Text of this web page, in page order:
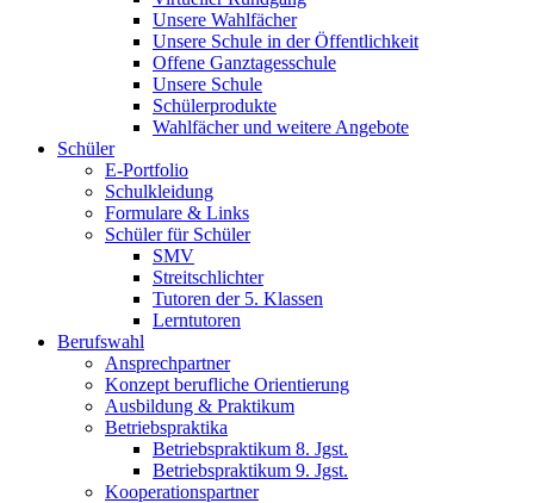
Unsere Wahlfächer
Unsere Schule in der Öffentlichkeit
Offene Ganztagesschule
Unsere Schule
Schülerprodukte
Wahlfächer und weitere Angebote
Schüler
E-Portfolio
Schulkleidung
Formulare & Links
Schüler für Schüler
SMV
Streitschlichter
Tutoren der 5. Klassen
Lerntutoren
Berufswahl
Ansprechpartner
Konzept berufliche Orientierung
Ausbildung & Praktikum
Betriebspraktika
Betriebspraktikum 8. Jgst.
Betriebspraktikum 9. Jgst.
Kooperationspartner